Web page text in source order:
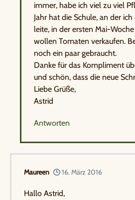
immer, habe ich viel zu viel
Jahr hat die Schule, an der
leite, in der ersten Mai-
wollen Tomaten verkaufen.
noch ein paar gebraucht.
Danke für das Kompliment
und schön, dass die neue
Liebe Grüße,
Astrid
Antworten
Maureen 16. März 2016
Hallo Astrid,